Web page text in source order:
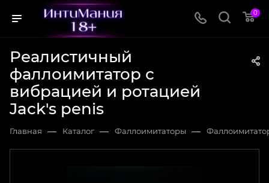
0
Реалистичный
фаллоимитатор с
вибрацией и ротацией
Jack's penis
Главная — Каталог — Фаллоимитаторы —